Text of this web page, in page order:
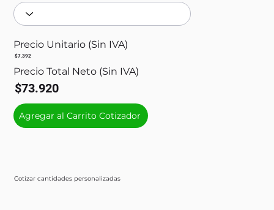
Cotizar cantidades personalizadas
Precio Unitario (Sin IVA)
$7.392
Precio Total Neto (Sin IVA)
$73.920
Agregar al Carrito Cotizador